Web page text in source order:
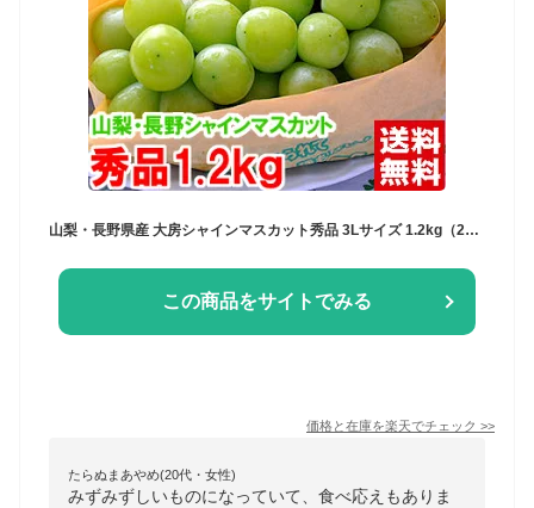
山梨・長野県産 大房シャインマスカット秀品 3Lサイズ 1.2kg（2房入り）グルメ大賞「ブドウ部門」通算4度受賞!!北海道、沖縄、一部離島は別途1,000円
この商品をサイトでみる
価格と在庫を楽天でチェック >>
たらぬまあやめ(20代・女性)
みずみずしいものになっていて、食べ応えもありま